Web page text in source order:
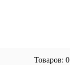
Товаров: 0